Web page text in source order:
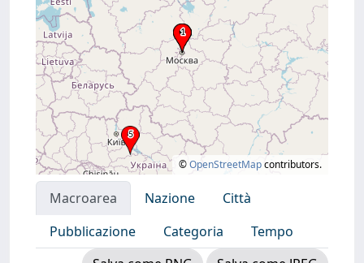
©OpenStreetMapcontributors.
Macroarea Nazione
Città
Pubblicazione
Categoria
Tempo